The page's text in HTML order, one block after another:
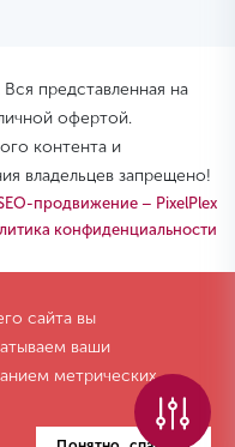
представленная на
офертой.
контента и
владельцев запрещено!
продвижение – PixelPlex
конфиденциальности
сайта вы
ваши
метрических